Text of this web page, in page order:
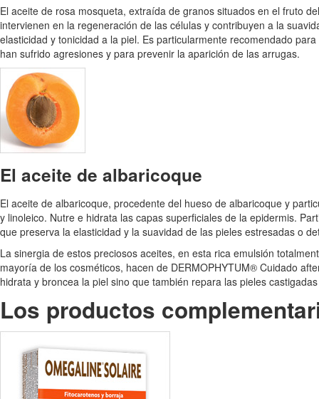
El aceite de rosa mosqueta, extraída de granos situados en el fruto
intervienen en la regeneración de las células y contribuyen a la
elasticidad y tonicidad a la piel. Es particularmente recomendado
han sufrido agresiones y para prevenir la aparición de las arrugas.
El aceite de albaricoque
El aceite de albaricoque, procedente del hueso de albaricoque y
y linoleico. Nutre e hidrata las capas superficiales de la epidermis.
que preserva la elasticidad y la suavidad de las pieles estresadas o
La sinergia de estos preciosos aceites, en esta rica emulsión
mayoría de los cosméticos, hacen de DERMOPHYTUM® Cuidado
hidrata y broncea la piel sino que también repara las pieles
Los productos